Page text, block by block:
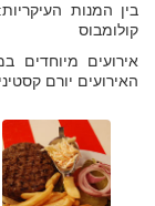
בין המנות
קולומבוס
אירועים מיוחדים
האירועים יורם קסטיני